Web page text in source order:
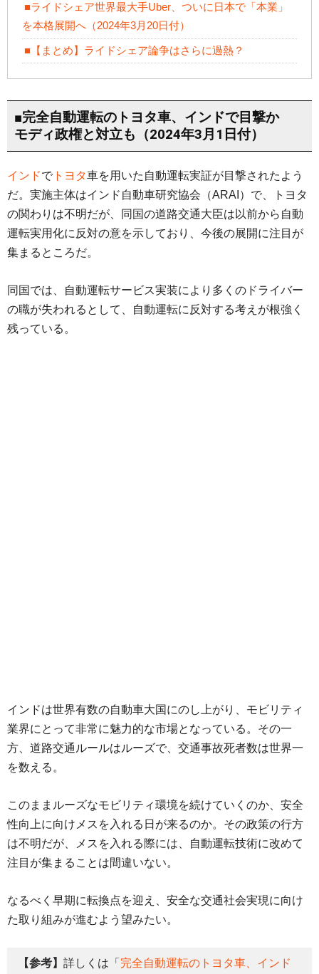
■ライドシェア世界最大手Uber、ついに日本で「本業」
を本格展開へ（2024年3月20日付）
■【まとめ】ライドシェア論争はさらに過熱？
■完全自動運転のトヨタ車、インドで目撃か
モディ政権と対立も（2024年3月1日付）
インドで トヨタ車を用いた自動運転実証が目撃されたよう
だ。実施主体はインド自動車研究協会（ARAI）で、トヨタ
の関わりは不明だが、同国の道路交通大臣は以前から自動
運転実用化に反対の意を示しており、今後の展開に注目が
集まるところだ。
同国では、自動運転サービス実装により多くのドライバー
の職が失われるとして、自動運転に反対する考えが根強く
残っている。
インドは世界有数の自動車大国にのし上がり、モビリティ
業界にとって非常に魅力的な市場となっている。その一
方、道路交通ルールはルーズで、交通事故死者数は世界一
を数える。
このままルーズなモビリティ環境を続けていくのか、安全
性向上に向けメスを入れる日が来るのか。その政策の行方
は不明だが、メスを入れる際には、自動運転技術に改めて
注目が集まることは間違いない。
なるべく早期に転換点を迎え、安全な交通社会実現に向け
た取り組みが進むよう望みたい。
【参考】 詳しくは「 完全自動運転のトヨタ車、インド